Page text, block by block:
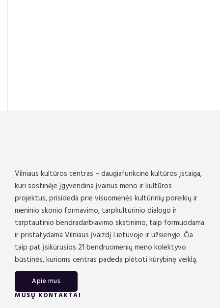
Vilniaus kultūros centras – daugiafunkcinė kultūros įstaiga,
kuri sostinėje įgyvendina įvairius meno ir kultūros
projektus, prisideda prie visuomenės kultūrinių poreikių ir
meninio skonio formavimo, tarpkultūrinio dialogo ir
tarptautinio bendradarbiavimo skatinimo, taip formuodama
ir pristatydama Vilniaus įvaizdį Lietuvoje ir užsienyje. Čia
taip pat įsikūrusios 21 bendruomenių meno kolektyvo
būstinės, kurioms centras padeda plėtoti kūrybinę veiklą.
Apie mus
MŪSŲ KONTAKTAI